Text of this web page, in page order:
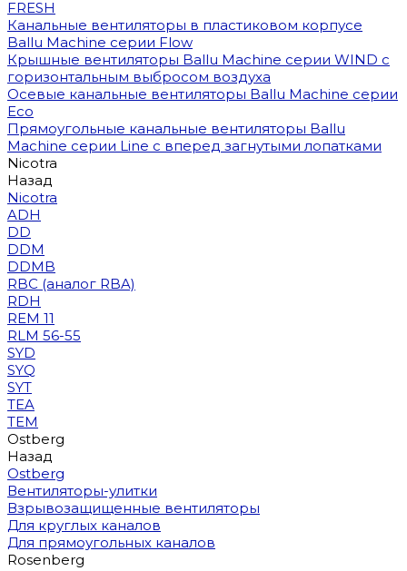
FRESH
Канальные вентиляторы в пластиковом корпусе
Ballu Machine серии Flow
Крышные вентиляторы Ballu Machine серии WIND с
горизонтальным выбросом воздуха
Осевые канальные вентиляторы Ballu Machine серии
Eco
Прямоугольные канальные вентиляторы Ballu
Machine серии Line с вперед загнутыми лопатками
Nicotra
Назад
Nicotra
ADH
DD
DDM
DDMB
RBC (аналог RBA)
RDH
REM 11
RLM 56-55
SYD
SYQ
SYT
TEA
TEM
Ostberg
Назад
Ostberg
Вентиляторы-улитки
Взрывозащищенные вентиляторы
Для круглых каналов
Для прямоугольных каналов
Rosenberg